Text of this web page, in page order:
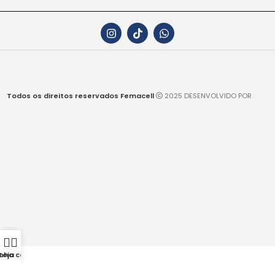
Todos os direitos reservados Femacell 2025 DESENVOLVIDO POR
Lojaconta